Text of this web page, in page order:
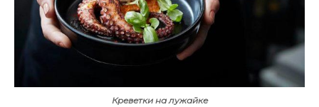
Креветки на лужайке